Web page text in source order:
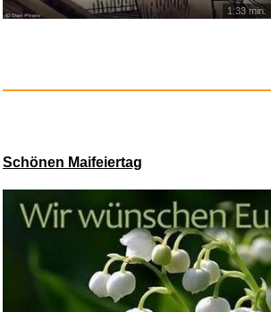
1:33 min.
Schönen Maifeiertag